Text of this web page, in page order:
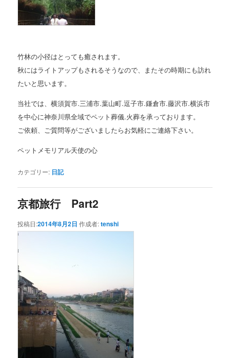
竹林の小径はとっても癒されます。
秋にはライトアップもされるそうなので、またその時期にも訪れ
たいと思います。
当社では、横須賀市.三浦市.葉山町.逗子市.鎌倉市.藤沢市.横浜市
を中心に神奈川県全域でペット葬儀.火葬を承っております。
ご依頼、ご質問等がございましたらお気軽にご連絡下さい。
ペットメモリアル天使の心
カテゴリー: 日記
京都旅行 Part2
投稿日:2014年8月2日 作成者:tenshi